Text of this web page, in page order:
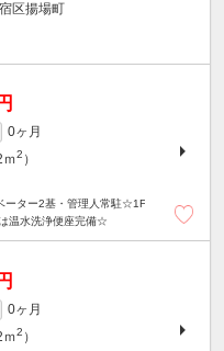
区揚場町
0ヶ月
2 ）
ーター2基・管理人常駐☆1F
温水洗浄便座完備☆
0ヶ月
2 ）